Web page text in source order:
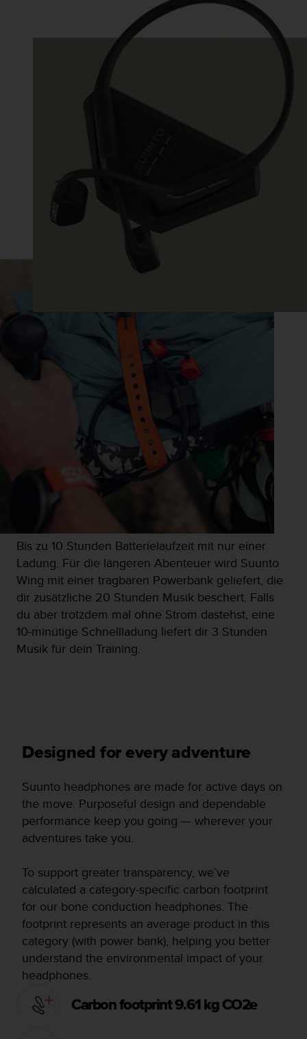
Bis zu 10 Stunden Batterielaufzeit mit nur einer
Ladung. Für die längeren Abenteuer wird Suunto
Wing mit einer tragbaren Powerbank geliefert, die
dir zusätzliche 20 Stunden Musik beschert. Falls
du aber trotzdem mal ohne Strom dastehst, eine
10-minütige Schnellladung liefert dir 3 Stunden
Musik für dein Training.
Designed for every adventure
Suunto headphones are made for active days on
the move. Purposeful design and dependable
performance keep you going — wherever your
adventures take you.
To support greater transparency, we’ve
calculated a category-specific carbon footprint
for our bone conduction headphones. The
footprint represents an average product in this
category (with power bank), helping you better
understand the environmental impact of your
headphones.
Carbon footprint 9.61 kg CO2e